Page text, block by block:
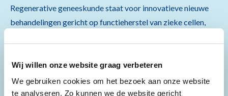
Wij willen onze website graag verbeteren
We gebruiken cookies om het bezoek aan onze website
te analyseren. Zo kunnen we de website gericht
Regenerative geneeskunde staat voor innovatieve nieuwe
behandelingen gericht op functieherstel van zieke cellen,
Lees meer